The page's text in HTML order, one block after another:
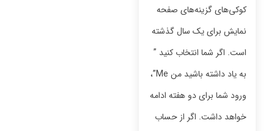
کوکی‌های گزینه‌های صفحه
نمایش برای یک سال گذشته
است. اگر شما انتخاب کنید ”
به یاد داشته باشید من Me”،
ورود شما برای دو هفته ادامه
خواهد داشت. اگر از حساب